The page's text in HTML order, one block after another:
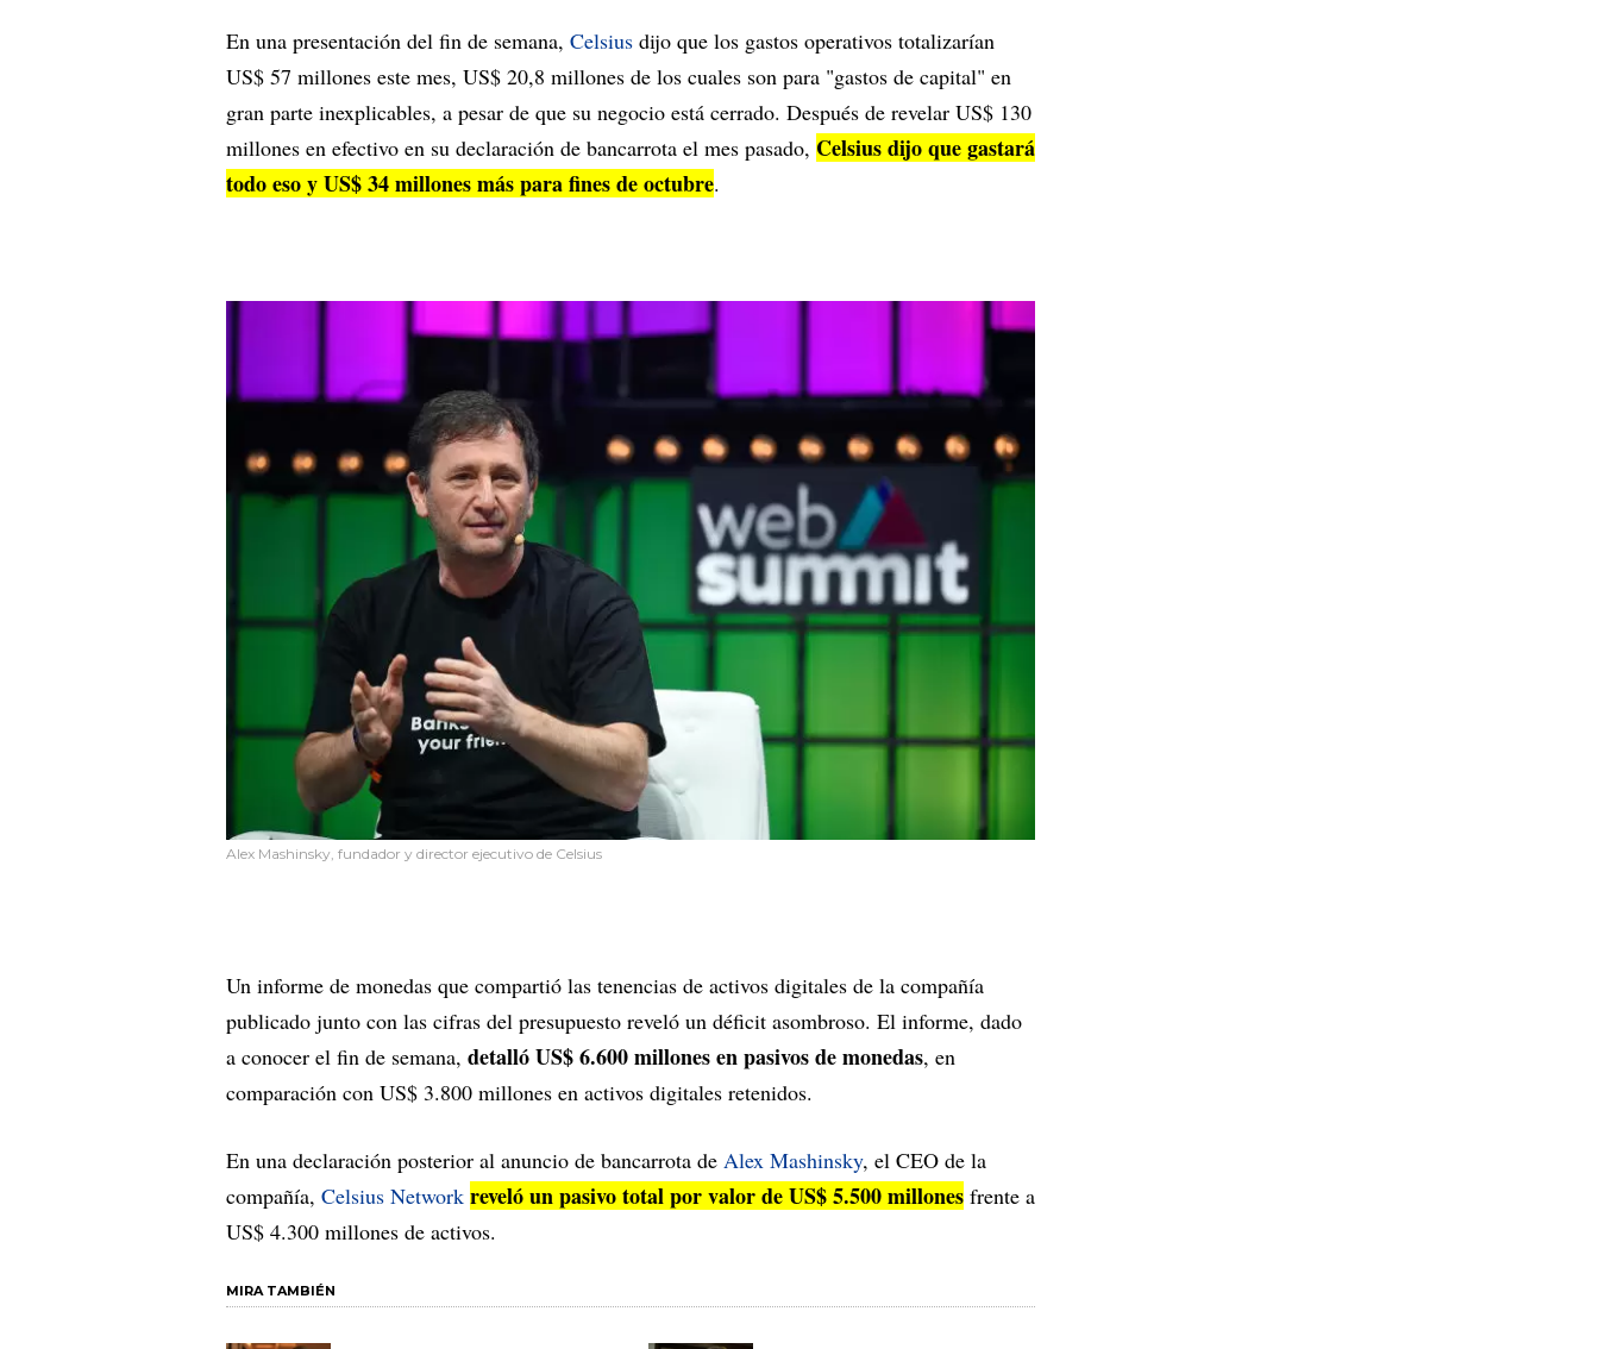
En una presentación del fin de semana, Celsius dijo que los gastos operativos totalizarían
US$ 57 millones este mes, US$ 20,8 millones de los cuales son para "gastos de capital" en
gran parte inexplicables, a pesar de que su negocio está cerrado. Después de revelar US$ 130
millones en efectivo en su declaración de bancarrota el mes pasado, Celsius dijo que gastará
todo eso y US$ 34 millones más para fines de octubre.
Alex Mashinsky, fundador y director ejecutivo de Celsius
Un informe de monedas que compartió las tenencias de activos digitales de la compañía
publicado junto con las cifras del presupuesto reveló un déficit asombroso. El informe, dado
a conocer el fin de semana, detalló US$ 6.600 millones en pasivos de monedas, en
comparación con US$ 3.800 millones en activos digitales retenidos.
En una declaración posterior al anuncio de bancarrota de Alex Mashinsky, el CEO de la
compañía, Celsius Network reveló un pasivo total por valor de US$ 5.500 millones frente a
US$ 4.300 millones de activos.
MIRA TAMBIÉN